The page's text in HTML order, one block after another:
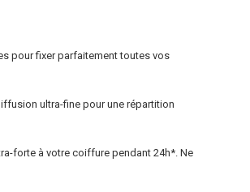
pour fixer parfaitement toutes vos
ultra-fine pour une répartition
forte à votre coiffure pendant 24h*. Ne